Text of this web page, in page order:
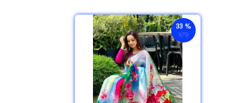
33 %
ছাড়